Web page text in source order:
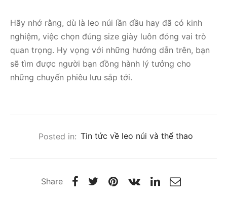
Hãy nhớ rằng, dù là leo núi lần đầu hay đã có kinh
nghiệm, việc chọn đúng size giày luôn đóng vai trò
quan trọng. Hy vọng với những hướng dẫn trên, bạn
sẽ tìm được người bạn đồng hành lý tưởng cho
những chuyến phiêu lưu sắp tới.
Posted in: Tin tức về leo núi và thể thao
Share